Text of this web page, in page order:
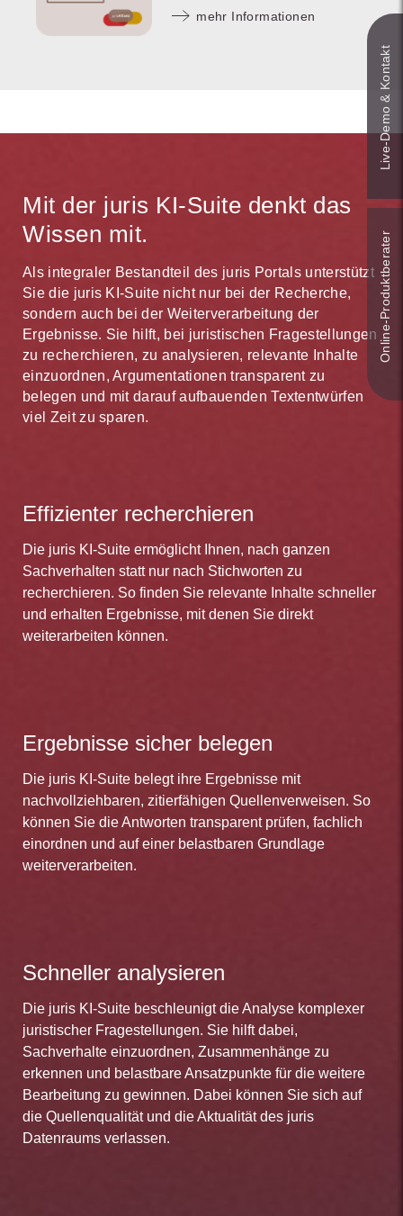
mehr Informationen
Mit der juris KI-Suite denkt das
Wissen mit.
Als integraler Bestandteil des juris Portals unterstützt
Sie die juris KI-Suite nicht nur bei der Recherche,
sondern auch bei der Weiterverarbeitung der
Ergebnisse. Sie hilft, bei juristischen Fragestellungen
zu recherchieren, zu analysieren, relevante Inhalte
einzuordnen, Argumentationen transparent zu
belegen und mit darauf aufbauenden Textentwürfen
viel Zeit zu sparen.
Effizienter recherchieren
Die juris KI-Suite ermöglicht Ihnen, nach ganzen
Sachverhalten statt nur nach Stichworten zu
recherchieren. So finden Sie relevante Inhalte schneller
und erhalten Ergebnisse, mit denen Sie direkt
weiterarbeiten können.
Ergebnisse sicher belegen
Die juris KI-Suite belegt ihre Ergebnisse mit
nachvollziehbaren, zitierfähigen Quellenverweisen. So
können Sie die Antworten transparent prüfen, fachlich
einordnen und auf einer belastbaren Grundlage
weiterverarbeiten.
Schneller analysieren
Die juris KI-Suite beschleunigt die Analyse komplexer
juristischer Fragestellungen. Sie hilft dabei,
Sachverhalte einzuordnen, Zusammenhänge zu
erkennen und belastbare Ansatzpunkte für die weitere
Bearbeitung zu gewinnen. Dabei können Sie sich auf
die Quellenqualität und die Aktualität des juris
Datenraums verlassen.
Live‑Demo & Kontakt
Online-Produkt­berater